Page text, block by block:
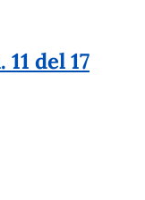
del 17